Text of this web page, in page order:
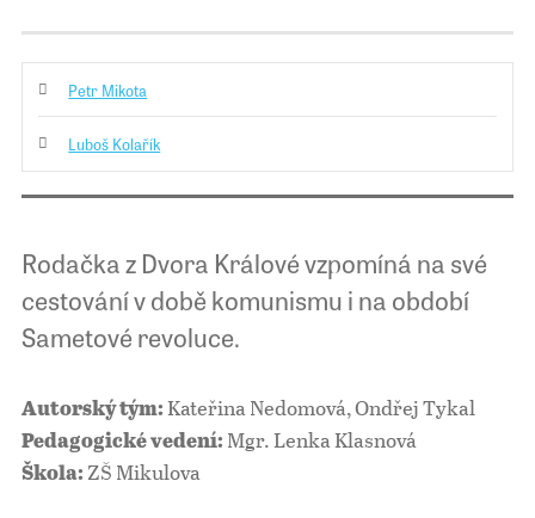
Petr Mikota
Luboš Kolařík
Rodačka z Dvora Králové vzpomíná na své
cestování v době komunismu i na období
Sametové revoluce.
Autorský tým: Kateřina Nedomová, Ondřej Tykal
Pedagogické vedení: Mgr. Lenka Klasnová
Škola: ZŠ Mikulova